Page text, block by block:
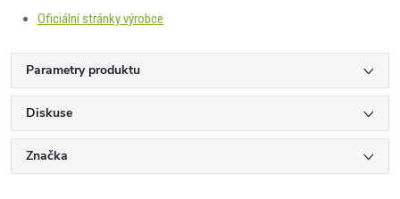
Oficiální stránky výrobce
Parametry produktu
Diskuse
Značka